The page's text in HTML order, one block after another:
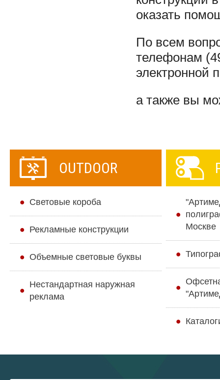
оказать
По всем
телефонам
электронной
а также вы
OUTDOOR
Cветовые короба
Рекламные конструкции
Объемные световые буквы
Нестандартная наружная
реклама
Москве